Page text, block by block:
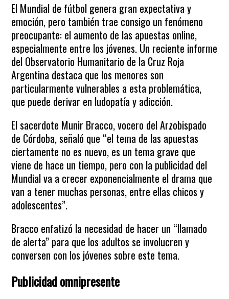
El Mundial de fútbol genera gran expectativa y
emoción, pero también trae consigo un fenómeno
preocupante: el aumento de las apuestas online,
especialmente entre los jóvenes. Un reciente informe
del Observatorio Humanitario de la Cruz Roja
Argentina destaca que los menores son
particularmente vulnerables a esta problemática,
que puede derivar en ludopatía y adicción.
El sacerdote Munir Bracco, vocero del Arzobispado
de Córdoba, señaló que “el tema de las apuestas
ciertamente no es nuevo, es un tema grave que
viene de hace un tiempo, pero con la publicidad del
Mundial va a crecer exponencialmente el drama que
van a tener muchas personas, entre ellas chicos y
adolescentes”.
Bracco enfatizó la necesidad de hacer un “llamado
de alerta” para que los adultos se involucren y
conversen con los jóvenes sobre este tema.
Publicidad omnipresente